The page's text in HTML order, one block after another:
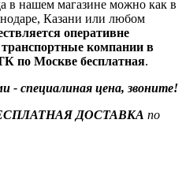
в нашем магазине можно как в
Казани или любом
оперативне
транспортные компании в
по Москве бесплатная.
- специалиная цена, звоните!
ДОСТАВКА по